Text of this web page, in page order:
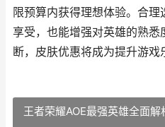
限预算内获得理想体验。合
享受，也能增强对英雄的熟悉
断，皮肤优惠将成为提升游戏
王者荣耀AOE最强英雄全面解